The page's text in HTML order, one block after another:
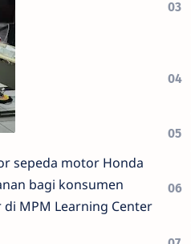
sepeda motor Honda
bagi konsumen
di MPM Learning Center